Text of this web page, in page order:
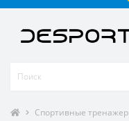
Спортивные